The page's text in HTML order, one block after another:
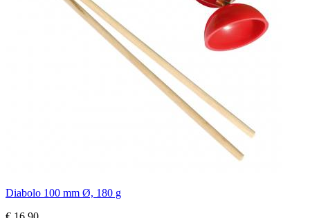
Diabolo 100 mm Ø, 180 g